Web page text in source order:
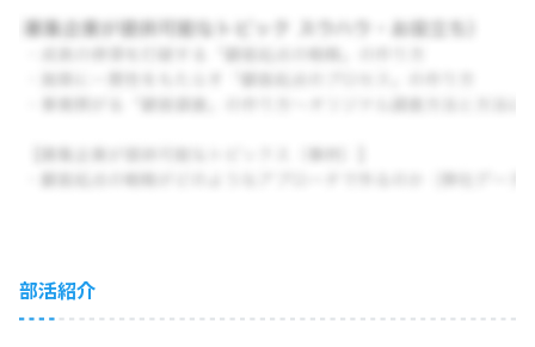
部活紹介